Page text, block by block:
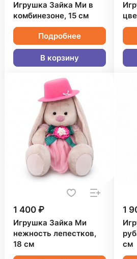
Игрушка Зайка Ми в
комбинезоне, 15 см
Подробнее
В корзину
1 400 ₽
Игрушка Зайка Ми
нежность лепестков,
18 см
1
см